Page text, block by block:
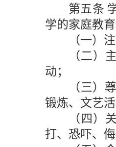
第五条
学的家庭教
（一）
（二）
动；
（三）
锻炼、文艺
（四）
打、恐吓、